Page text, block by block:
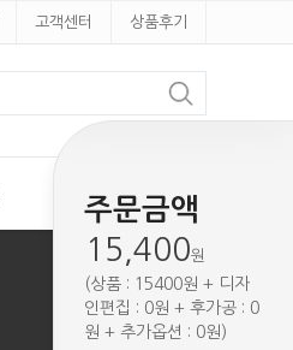
고객센터 상품후기
견적문의
주문금액
15,400원
(상품 : 15400원 + 디자
인편집 : 0원 + 후가공 : 0
원 + 추가옵션 : 0원)